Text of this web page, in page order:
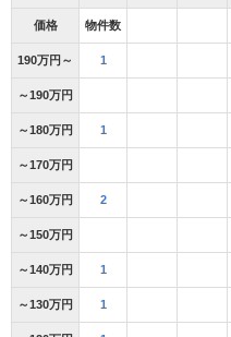
価格 物件数
190万円～ 1
～190万円
～180万円 1
～170万円
～160万円 2
～150万円
～140万円 1
～130万円 1